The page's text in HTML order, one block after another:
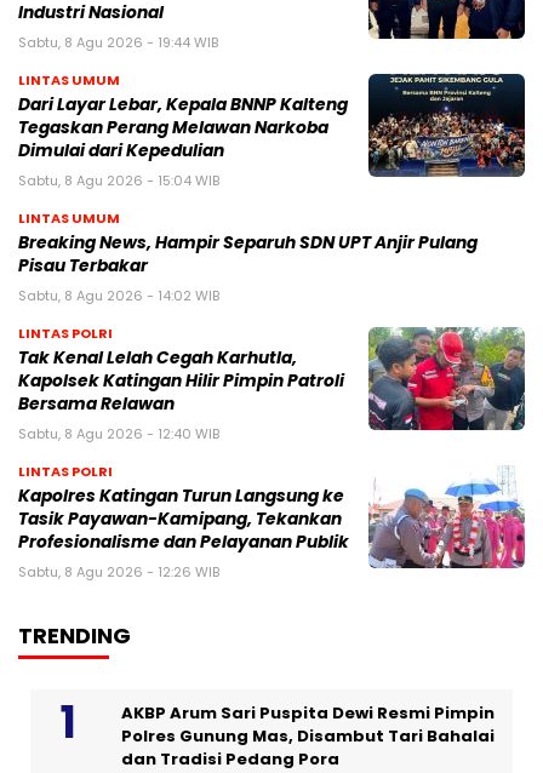
Industri Nasional
Sabtu, 8 Agu 2026 - 19:44 WIB
LINTAS UMUM
Dari Layar Lebar, Kepala BNNP Kalteng
Tegaskan Perang Melawan Narkoba
Dimulai dari Kepedulian
Sabtu, 8 Agu 2026 - 15:04 WIB
LINTAS UMUM
Breaking News, Hampir Separuh SDN UPT Anjir Pulang
Pisau Terbakar
Sabtu, 8 Agu 2026 - 14:02 WIB
LINTAS POLRI
Tak Kenal Lelah Cegah Karhutla,
Kapolsek Katingan Hilir Pimpin Patroli
Bersama Relawan
Sabtu, 8 Agu 2026 - 12:40 WIB
LINTAS POLRI
Kapolres Katingan Turun Langsung ke
Tasik Payawan-Kamipang, Tekankan
Profesionalisme dan Pelayanan Publik
Sabtu, 8 Agu 2026 - 12:26 WIB
TRENDING
AKBP Arum Sari Puspita Dewi Resmi Pimpin
Polres Gunung Mas, Disambut Tari Bahalai
dan Tradisi Pedang Pora